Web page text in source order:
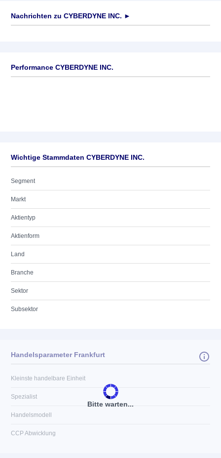
Nachrichten zu CYBERDYNE INC. ►
Performance CYBERDYNE INC.
Wichtige Stammdaten CYBERDYNE INC.
Segment
Markt
Aktientyp
Aktienform
Land
Branche
Sektor
Subsektor
Bitte warten...
Handelsparameter Frankfurt
Kleinste handelbare Einheit
Spezialist
Handelsmodell
CCP Abwicklung